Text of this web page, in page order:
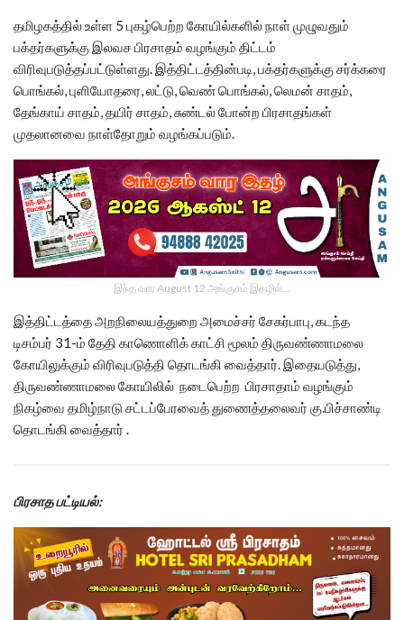
தமிழகத்தில் உள்ள 5 புகழ்பெற்ற கோயில்களில் நாள் முழுவதும்
பக்தர்களுக்கு இலவச பிரசாதம் வழங்கும் திட்டம்
விரிவுபடுத்தப்பட்டுள்ளது. இத்திட்டத்தின்படி, பக்தர்களுக்கு சர்க்கரை
பொங்கல், புளியோதரை, லட்டு, வெண் பொங்கல், லெமன் சாதம்,
தேங்காய் சாதம், தயிர் சாதம், சுண்டல் போன்ற பிரசாதங்கள்
முதலானவை நாள்தோறும் வழங்கப்படும்.
இந்த வார August 12 அங்குசம் இதழில்…
இத்திட்டத்தை அறநிலையத்துறை அமைச்சர் சேகர்பாபு, கடந்த
டிசம்பர் 31-ம் தேதி காணொளிக் காட்சி மூலம் திருவண்ணாமலை
கோயிலுக்கும் விரிவுபடுத்தி தொடங்கி வைத்தார். இதையடுத்து,
திருவண்ணாமலை கோயிலில் நடைபெற்ற பிரசாதாம் வழங்கும்
நிகழ்வை தமிழ்நாடு சட்டப்பேரவைத் துணைத்தலைவர் கு.பிச்சாண்டி
தொடங்கி வைத்தார் .
பிரசாத பட்டியல்: